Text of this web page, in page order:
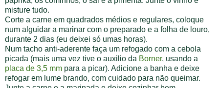
misture tudo.
Corte a carne em quadrados médios e regulares, coloque
num alguidar a marinar com o preparado e a folha de louro,
durante 2 dias (eu deixei só umas horas).
Num tacho anti-aderente faça um refogado com a cebola
picada (mais uma vez tive o auxilio da Borner, usando a
placa de 3,5 mm para a picar). Adicione a banha e deixe
refogar em lume brando, com cuidado para não queimar.